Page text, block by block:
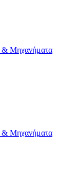
& Μηχανήματα
& Μηχανήματα